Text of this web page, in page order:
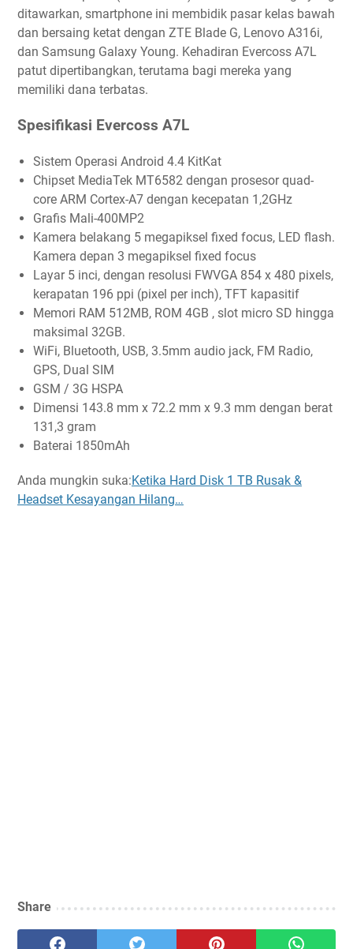
ditawarkan, smartphone ini membidik pasar kelas bawah
dan bersaing ketat dengan ZTE Blade G, Lenovo A316i,
dan Samsung Galaxy Young. Kehadiran Evercoss A7L
patut dipertibangkan, terutama bagi mereka yang
memiliki dana terbatas.
Spesifikasi Evercoss A7L
Sistem Operasi Android 4.4 KitKat
Chipset MediaTek MT6582 dengan prosesor quad-
core ARM Cortex-A7 dengan kecepatan 1,2GHz
Grafis Mali-400MP2
Kamera belakang 5 megapiksel fixed focus, LED flash.
Kamera depan 3 megapiksel fixed focus
Layar 5 inci, dengan resolusi FWVGA 854 x 480 pixels,
kerapatan 196 ppi (pixel per inch), TFT kapasitif
Memori RAM 512MB, ROM 4GB , slot micro SD hingga
maksimal 32GB.
WiFi, Bluetooth, USB, 3.5mm audio jack, FM Radio,
GPS, Dual SIM
GSM / 3G HSPA
Dimensi 143.8 mm x 72.2 mm x 9.3 mm dengan berat
131,3 gram
Baterai 1850mAh
Anda mungkin suka:Ketika Hard Disk 1 TB Rusak &
Headset Kesayangan Hilang…
Share